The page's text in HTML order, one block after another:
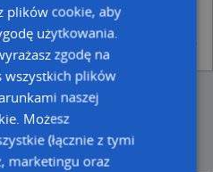
GUS, REGON, z firmowych stron www
odo_przetwarzanie/
plików cookie, aby
użytkowania.
zgodę na
wszystkich plików
naszej
Możesz
(łącznie z tymi
marketingu oraz